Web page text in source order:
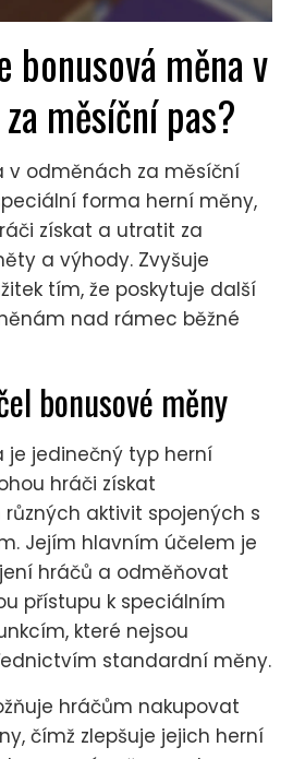
bonusová měna v
měsíční pas?
v odměnách za měsíční
forma herní měny,
získat a utratit za
a výhody. Zvyšuje
tím, že poskytuje další
nad rámec běžné
bonusové měny
je jedinečný typ herní
hráči získat
aktivit spojených s
Jejím hlavním účelem je
hráčů a odměňovat
přístupu k speciálním
které nejsou
standardní měny.
hráčům nakupovat
čímž zlepšuje jejich herní